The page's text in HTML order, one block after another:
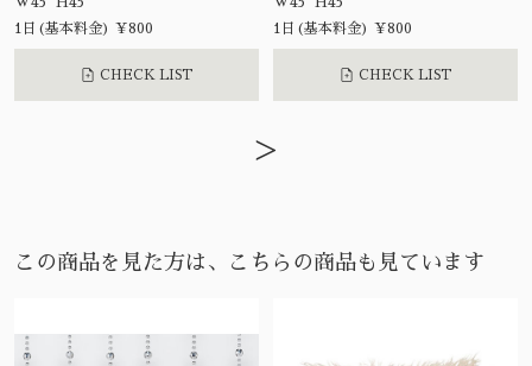
1日(基本料金) ¥800
CHECK LIST
1日(基本料金) ¥800
CHECK LIST
>
この商品を見た方は、こちらの商品も見ています